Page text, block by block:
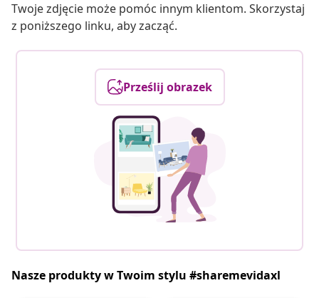
Twoje zdjęcie może pomóc innym klientom. Skorzystaj
z poniższego linku, aby zacząć.
Prześlij obrazek
Nasze produkty w Twoim stylu #sharemevidaxl